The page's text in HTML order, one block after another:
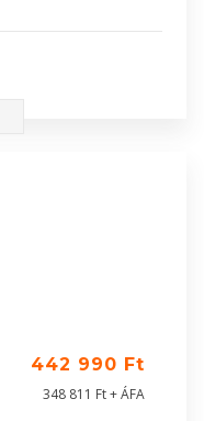
442 990 Ft
348 811 Ft + ÁFA